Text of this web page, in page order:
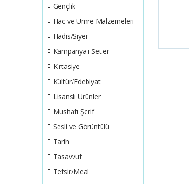
Gençlik
Hac ve Umre Malzemeleri
Hadis/Siyer
Kampanyalı Setler
Kırtasiye
Kültür/Edebiyat
Lisanslı Ürünler
Mushafı Şerif
Sesli ve Görüntülü
Tarih
Tasavvuf
Tefsir/Meal